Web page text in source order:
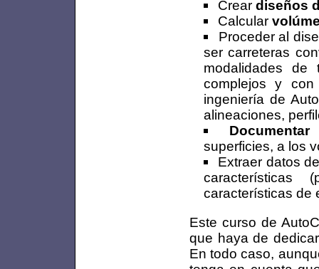
Crear diseños
Calcular
Proceder al
ser carreteras
modalidades de
complejos y
ingeniería de
alineaciones,
superficies, a los
Extraer datos
características
características de
Este curso de
que haya de
En todo caso,